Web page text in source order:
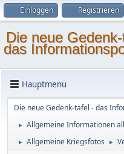
Einloggen Registrieren
Die neue
das
Hauptmenü
Die neue Gedenk-tafel - das
► Allgemeine Informationen
► Allgemeine Kriegsfotos ►